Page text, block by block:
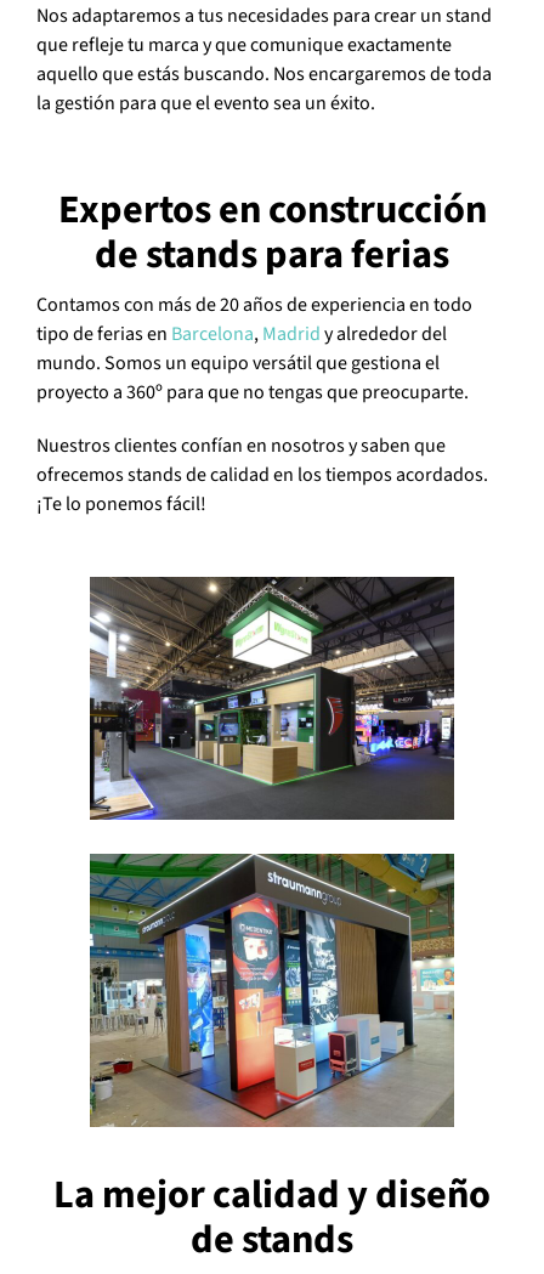
Nos adaptaremos a tus necesidades para crear un stand
que refleje tu marca y que comunique exactamente
aquello que estás buscando. Nos encargaremos de toda
la gestión para que el evento sea un éxito.
Expertos en construcción
de stands para ferias
Contamos con más de 20 años de experiencia en todo
tipo de ferias en Barcelona,Madridy alrededor del
mundo. Somos un equipo versátil que gestiona el
proyecto a 360º para que no tengas que preocuparte.
Nuestros clientes confían en nosotros y saben que
ofrecemos stands de calidad en los tiempos acordados.
¡Te lo ponemos fácil!
La mejor calidad y diseño
de stands